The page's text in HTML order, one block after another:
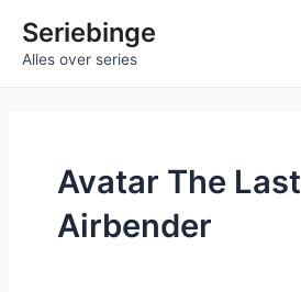
naarSeriebinge
Alles over series
Avatar The Last
Airbender